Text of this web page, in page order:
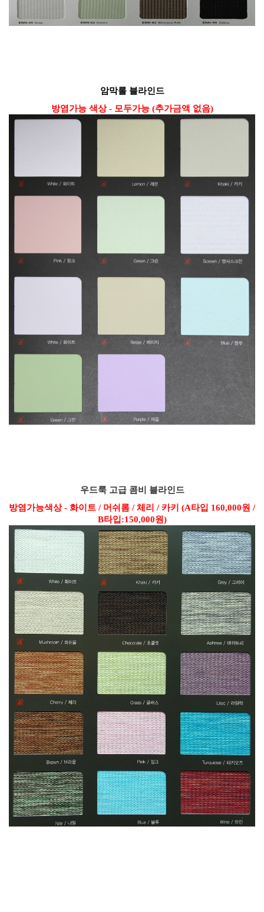
암막롤 블라인드
방염가능 색상 - 모두가능 (추가금액 없음)
우드룩 고급 콤비 블라인드
방염가능색상 - 화이트 / 머쉬롬 / 체리 / 카키 (A타입 160,000원 /
B타입:150,000원)